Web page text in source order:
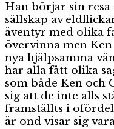
Han börjar sin resa
sällskap av
äventyr med olika
övervinna men
nya hjälpsamma
har alla fått olika
som både Ken och
sig att de inte alls
framställts i
är ond visar sig